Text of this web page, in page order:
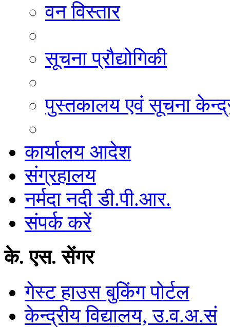
वन विस्तार
सूचना प्रौद्योगिकी
पुस्तकालय एवं सूचना
कार्यालय आदेश
संग्रहालय
नर्मदा नदी डी.पी.आर.
संपर्क करें
के. एस. सेंगर
गेस्ट हाउस बुकिंग पोर्टल
केन्द्रीय विद्यालय, उ.व.अ.सं